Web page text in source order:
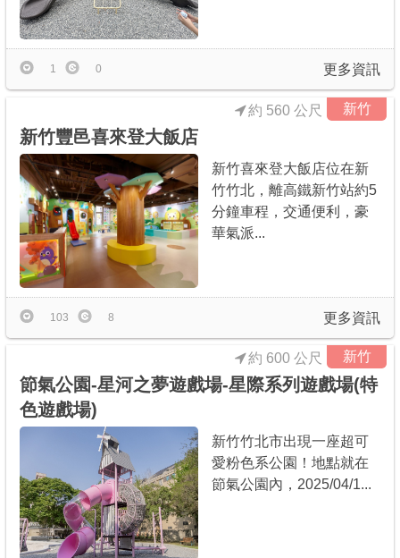
更多資訊
1 0
新竹
約 560 公尺
新竹豐邑喜來登大飯店
新竹喜來登大飯店位在新
竹竹北，離高鐵新竹站約5
分鐘車程，交通便利，豪
華氣派...
更多資訊
103 8
新竹
約 600 公尺
節氣公園-星河之夢遊戲場-星際系列遊戲場(特
色遊戲場)
新竹竹北市出現一座超可
愛粉色系公園！地點就在
節氣公園內，2025/04/1...